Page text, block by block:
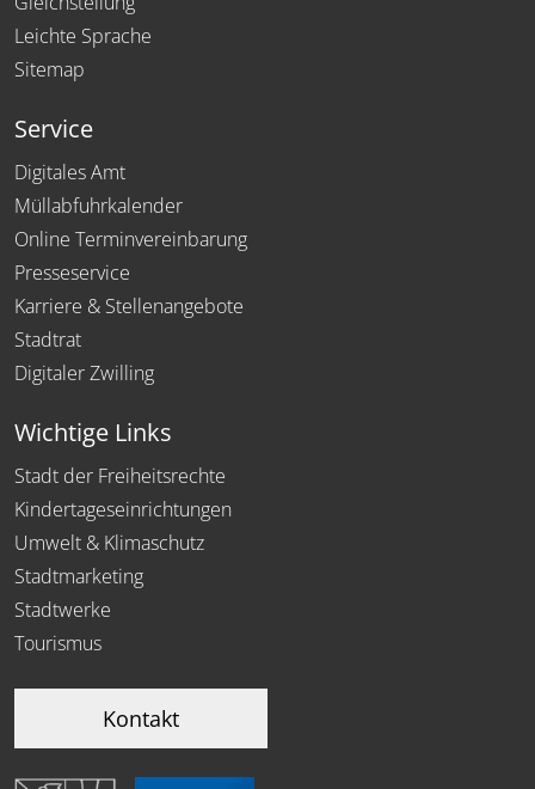
Leichte Sprache
Sitemap
Service
Digitales Amt
Müllabfuhrkalender
Online Terminvereinbarung
Presseservice
Karriere & Stellenangebote
Stadtrat
Digitaler Zwilling
Wichtige Links
Stadt der Freiheitsrechte
Kindertageseinrichtungen
Umwelt & Klimaschutz
Stadtmarketing
Stadtwerke
Tourismus
Kontakt